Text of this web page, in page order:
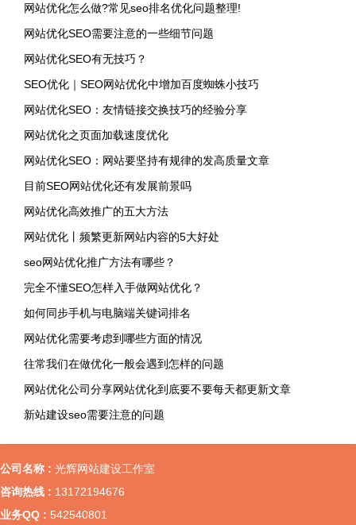
网站优化怎么做?常见seo排名优化问题整理!
网站优化SEO需要注意的一些细节问题
网站优化SEO有无技巧？
SEO优化｜SEO网站优化中增加百度蜘蛛小技巧
网站优化SEO：友情链接交换技巧的经验分享
网站优化之页面加载速度优化
网站优化SEO：网站要坚持有规律的发高质量文章
目前SEO网站优化还有发展前景吗
网站优化高效推广的五大方法
网站优化丨频繁更新网站内容的5大好处
seo网站优化推广方法有哪些？
完全不懂SEO怎样入手做网站优化？
如何同步手机与电脑端关键词排名
网站优化需要考虑到哪些方面的情况
往常我们在做优化一般会遇到怎样的问题
网站优化公司分享网站优化到底要不要每天都更新文章
新站建设seo需要注意的问题
公司名称 : 光辉网站建设工作室
咨询热线 : 13172194676
业务QQ : 542540801